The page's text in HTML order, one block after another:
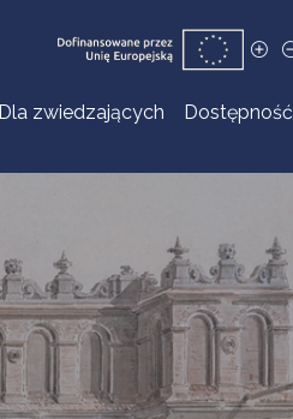
Dla zwiedzających Dostępność